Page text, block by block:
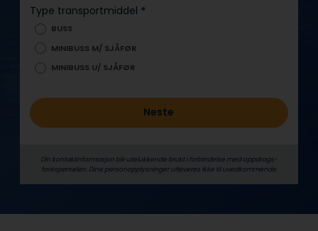
Type transportmiddel *
BUSS
MINIBUSS M/ SJÅFØR
MINIBUSS U/ SJÅFØR
Neste
Din kontaktinformasjon blir utelukkende brukt i forbindelse med oppdrags­
forespørselen. Dine person­­opplysninger utleveres ikke til uvedkommende.